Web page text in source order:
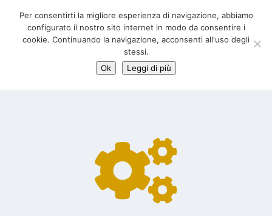
06 39725888
info@adventum.org

Per consentirti la migliore esperienza di navigazione, abbiamo
configurato il nostro sito internet in modo da consentire i
cookie. Continuando la navigazione, acconsenti all'uso degli
stessi.
Ok
Leggi di più